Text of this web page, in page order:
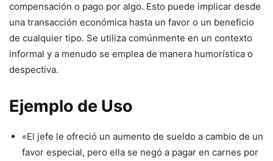
compensación o pago por algo. Esto puede implicar desde
una transacción económica hasta un favor o un beneficio
de cualquier tipo. Se utiliza comúnmente en un contexto
informal y a menudo se emplea de manera humorística o
despectiva.
Ejemplo de Uso
«El jefe le ofreció un aumento de sueldo a cambio de un
favor especial, pero ella se negó a pagar en carnes por